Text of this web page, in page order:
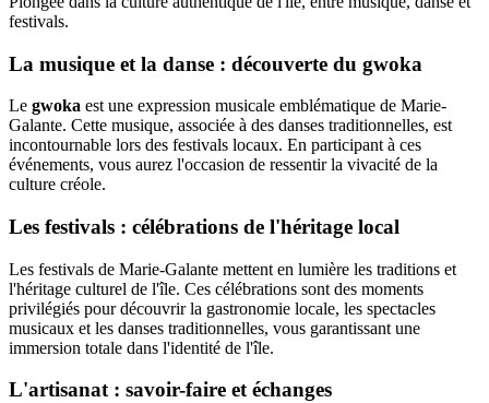
festivals.
La musique et la danse : découverte du gwoka
Le gwoka est une expression musicale emblématique de Marie-
Galante. Cette musique, associée à des danses traditionnelles, est
incontournable lors des festivals locaux. En participant à ces
événements, vous aurez l'occasion de ressentir la vivacité de la
culture créole.
Les festivals : célébrations de l'héritage local
Les festivals de Marie-Galante mettent en lumière les traditions et
l'héritage culturel de l'île. Ces célébrations sont des moments
privilégiés pour découvrir la gastronomie locale, les spectacles
musicaux et les danses traditionnelles, vous garantissant une
immersion totale dans l'identité de l'île.
L'artisanat : savoir-faire et échanges